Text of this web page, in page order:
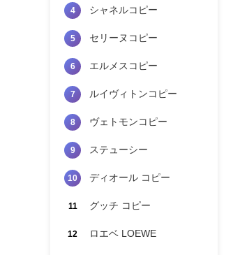
4 シャネルコピー
5 セリーヌコピー
6 エルメスコピー
7 ルイヴィトンコピー
8 ヴェトモンコピー
9 ステューシー
10 ディオール コピー
11 グッチ コピー
12 ロエベ LOEWE